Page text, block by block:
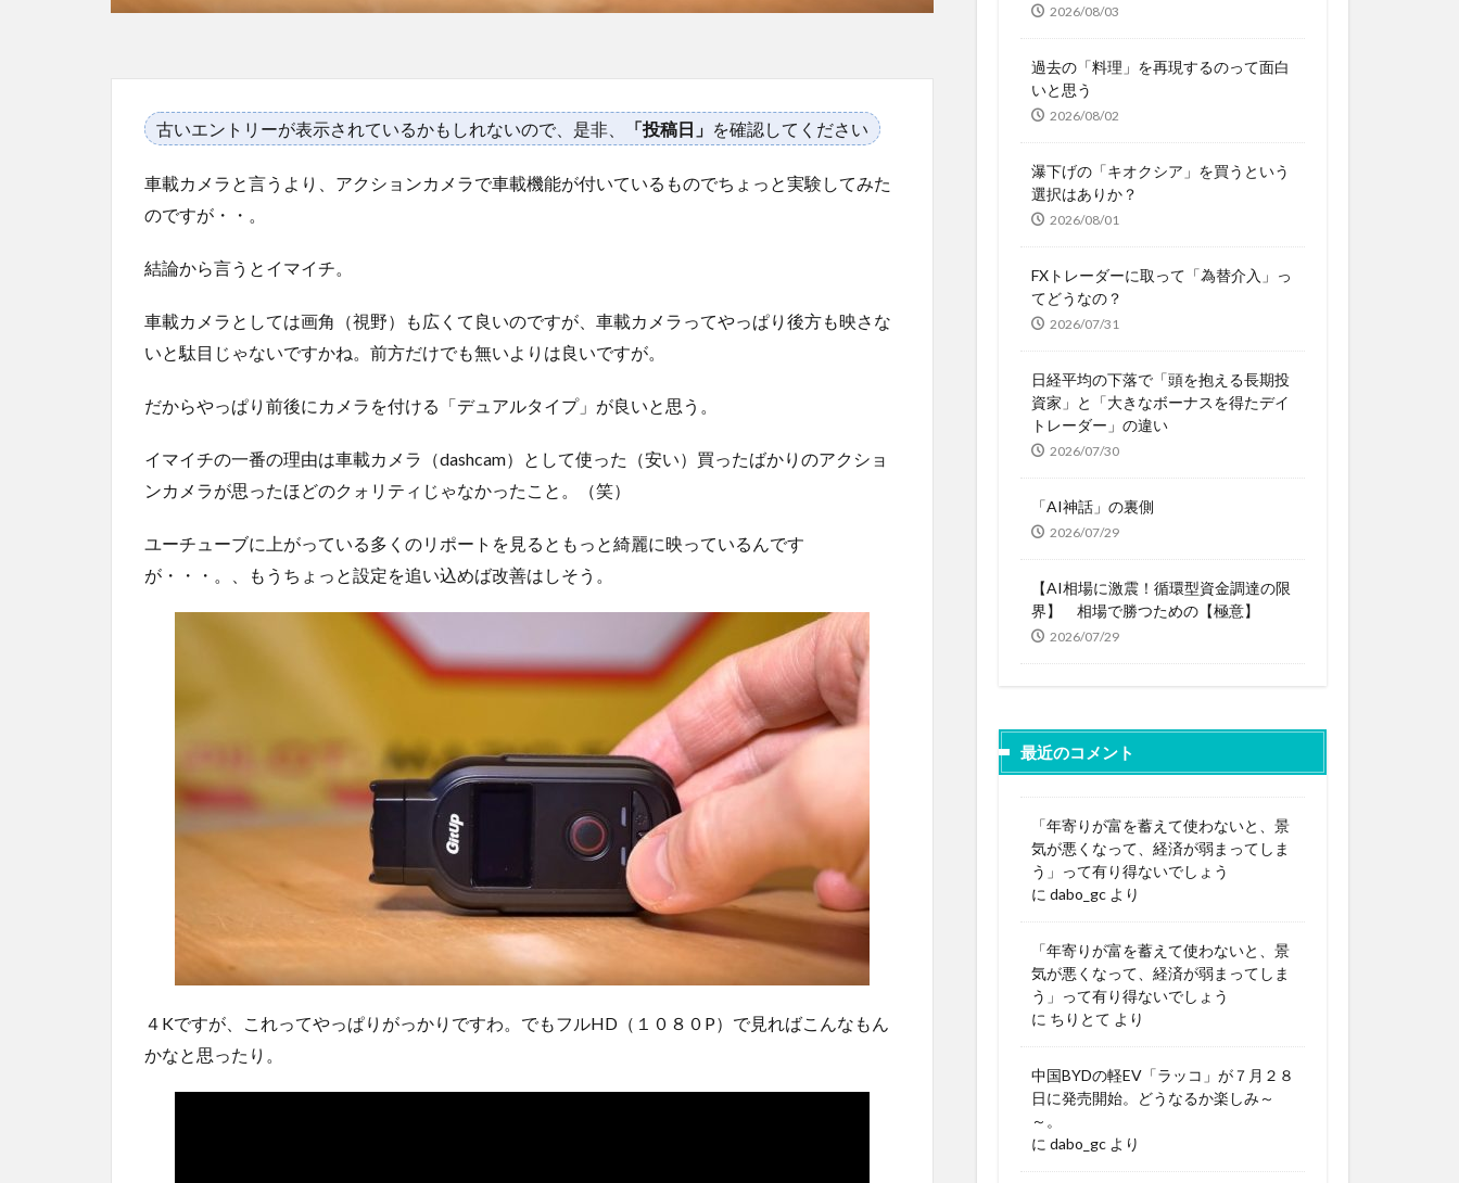
古いエントリーが表示されているかもしれないので、是非、 「投稿日」 を確認してください
車載カメラと言うより、アクションカメラで車載機能が付いているものでちょっと実験してみた
のですが・・。
結論から言うとイマイチ。
車載カメラとしては画角（視野）も広くて良いのですが、車載カメラってやっぱり後方も映さな
いと駄目じゃないですかね。前方だけでも無いよりは良いですが。
だからやっぱり前後にカメラを付ける「デュアルタイプ」が良いと思う。
イマイチの一番の理由は車載カメラ（dashcam）として使った（安い）買ったばかりのアクショ
ンカメラが思ったほどのクォリティじゃなかったこと。（笑）
ユーチューブに上がっている多くのリポートを見るともっと綺麗に映っているんです
が・・・。、もうちょっと設定を追い込めば改善はしそう。
４Kですが、これってやっぱりがっかりですわ。でもフルHD（１０８０P）で見ればこんなもん
かなと思ったり。
2026/08/03
過去の「料理」を再現するのって面白
いと思う
2026/08/02
瀑下げの「キオクシア」を買うという
選択はありか？
2026/08/01
FXトレーダーに取って「為替介入」っ
てどうなの？
2026/07/31
日経平均の下落で「頭を抱える長期投
資家」と「大きなボーナスを得たデイ
トレーダー」の違い
2026/07/30
「AI神話」の裏側
2026/07/29
【AI相場に激震！循環型資金調達の限
界】 相場で勝つための【極意】
2026/07/29
最近のコメント
「年寄りが富を蓄えて使わないと、景
気が悪くなって、経済が弱まってしま
う」って有り得ないでしょう
に dabo_gc より
「年寄りが富を蓄えて使わないと、景
気が悪くなって、経済が弱まってしま
う」って有り得ないでしょう
に ちりとて より
中国BYDの軽EV「ラッコ」が７月２８
日に発売開始。どうなるか楽しみ～
～。
に dabo_gc より